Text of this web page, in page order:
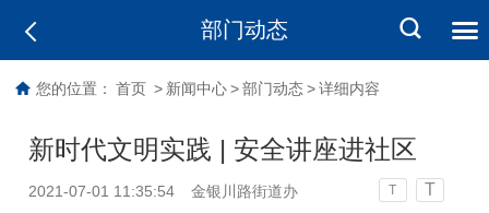
部门动态
您的位置： 首页 > 新闻中心 > 部门动态 > 详细内容
新时代文明实践 | 安全讲座进社区
2021-07-01 11:35:54 金银川路街道办 T T